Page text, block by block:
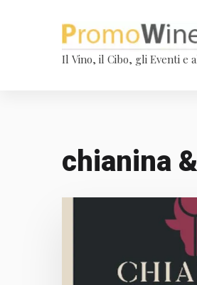
Il Vino, il Cibo, gli Eventi e
chianina